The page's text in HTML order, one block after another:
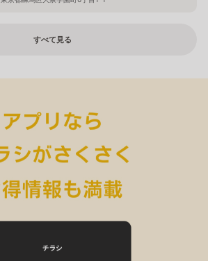
すべて見る